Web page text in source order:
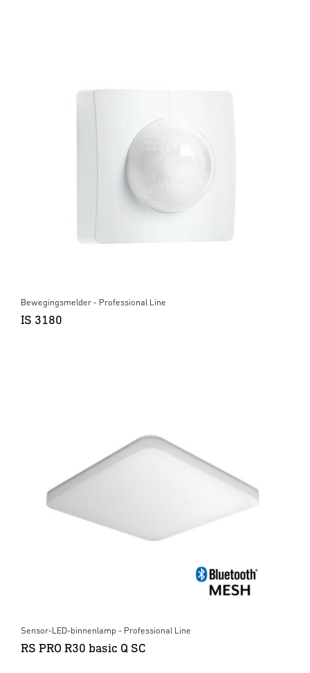
Bewegingsmelder - Professional Line
IS 3180
Sensor-LED-binnenlamp - Professional Line
RS PRO R30 basic Q SC